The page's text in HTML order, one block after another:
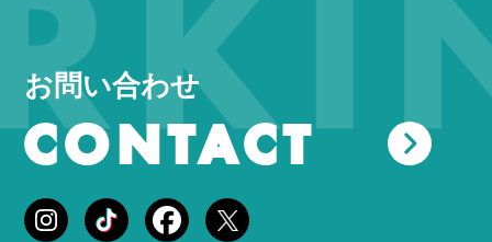
お問い合わせ
CONTACT